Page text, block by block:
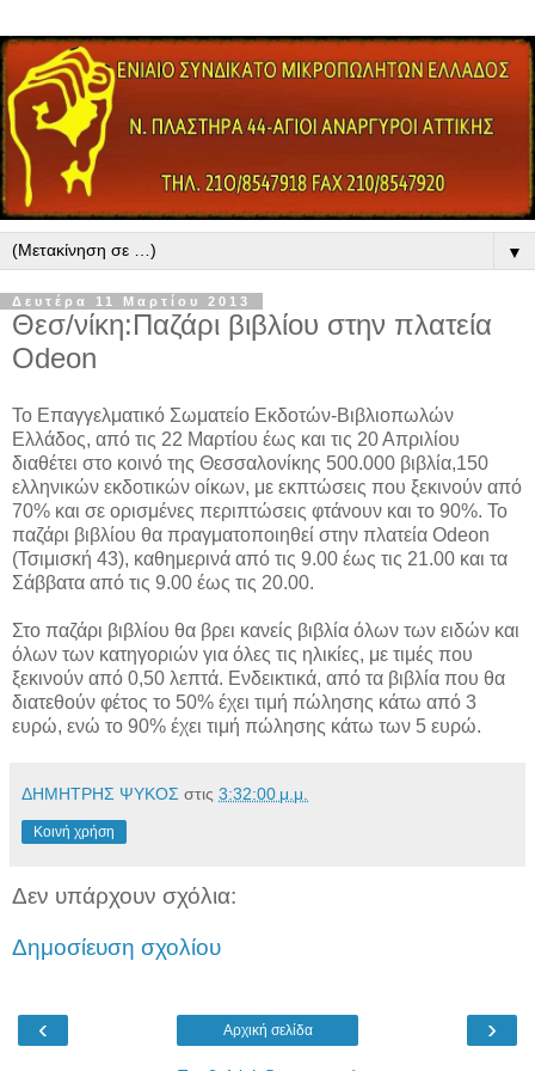
▼
Δευτέρα 11 Μαρτίου 2013
Θεσ/νίκη:Παζάρι βιβλίου στην πλατεία
Odeon
Το Επαγγελματικό Σωματείο Εκδοτών-Βιβλιοπωλών
Ελλάδος, από τις 22 Μαρτίου έως και τις 20 Απριλίου
διαθέτει στο κοινό της Θεσσαλονίκης 500.000 βιβλία,150
ελληνικών εκδοτικών οίκων, με εκπτώσεις που ξεκινούν από
70% και σε ορισμένες περιπτώσεις φτάνουν και το 90%. Το
παζάρι βιβλίου θα πραγματοποιηθεί στην πλατεία Odeon
(Τσιμισκή 43), καθημερινά από τις 9.00 έως τις 21.00 και τα
Σάββατα από τις 9.00 έως τις 20.00.
Στο παζάρι βιβλίου θα βρει κανείς βιβλία όλων των ειδών και
όλων των κατηγοριών για όλες τις ηλικίες, με τιμές που
ξεκινούν από 0,50 λεπτά. Ενδεικτικά, από τα βιβλία που θα
διατεθούν φέτος το 50% έχει τιμή πώλησης κάτω από 3
ευρώ, ενώ το 90% έχει τιμή πώλησης κάτω των 5 ευρώ.
ΔΗΜΗΤΡΗΣ ΨΥΚΟΣ στις 3:32:00 μ.μ.
Κοινή χρήση
Δεν υπάρχουν σχόλια:
Δημοσίευση σχολίου
‹ ›
Αρχική σελίδα